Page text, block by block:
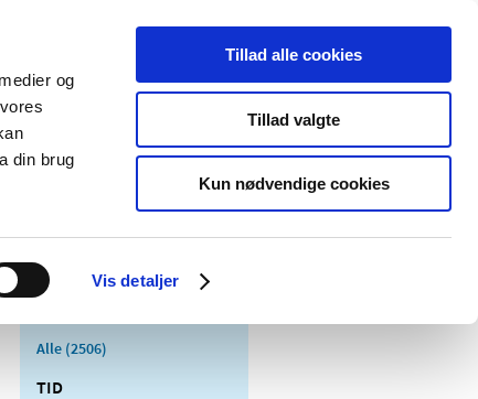
og
din brug
Vis detaljer
Tillad alle cookies
Tillad valgte
Kun nødvendige cookies
Særlige
produktområder
Alle (2506)
TID